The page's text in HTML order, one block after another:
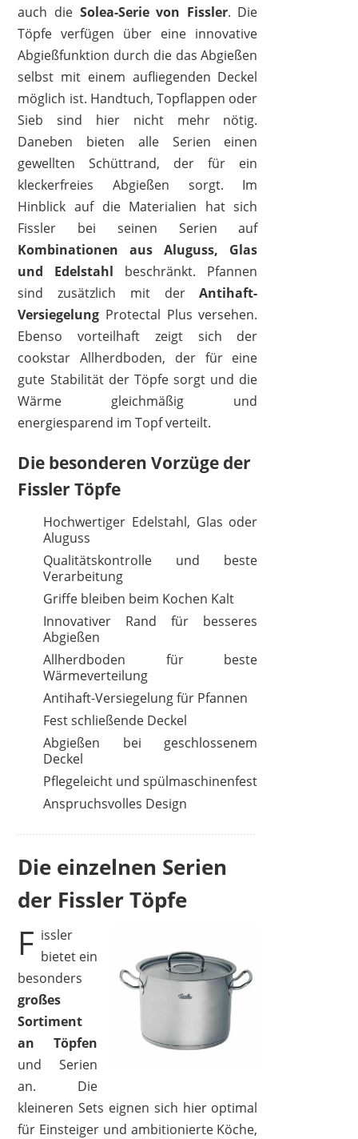
auch die Solea-Serie von Fissler. Die
Töpfe verfügen über eine innovative
Abgießfunktion durch die das Abgießen
selbst mit einem aufliegenden Deckel
möglich ist. Handtuch, Topflappen oder
Sieb sind hier nicht mehr nötig.
Daneben bieten alle Serien einen
gewellten Schüttrand, der für ein
kleckerfreies Abgießen sorgt. Im
Hinblick auf die Materialien hat sich
Fissler bei seinen Serien auf
Kombinationen
aus Aluguss, Glas
und Edelstahl beschränkt. Pfannen
sind zusätzlich mit derAntihaft-
Versiegelung Protectal Plus versehen.
Ebenso vorteilhaft zeigt sich der
cookstar Allherdboden, der für eine
gute Stabilität der Töpfe sorgt und die
Wärme gleichmäßig und
energiesparend im Topf verteilt.
Die besonderen Vorzüge der
Fissler Töpfe
Hochwertiger Edelstahl, Glas oder
Aluguss
Qualitätskontrolle und beste
Verarbeitung
Griffe bleiben beim Kochen Kalt
Innovativer Rand für besseres
Abgießen
Allherdboden für beste
Wärmeverteilung
Antihaft-Versiegelung für Pfannen
Fest schließende Deckel
Abgießen bei geschlossenem
Deckel
Pflegeleicht und spülmaschinenfest
Anspruchsvolles Design
Die einzelnen Serien
der Fissler Töpfe
F issler
bietet ein
besonders
großes
Sortiment
an Töpfen
und Serien
an. Die
kleineren Sets eignen sich hier optimal
für Einsteiger und ambitionierte Köche,